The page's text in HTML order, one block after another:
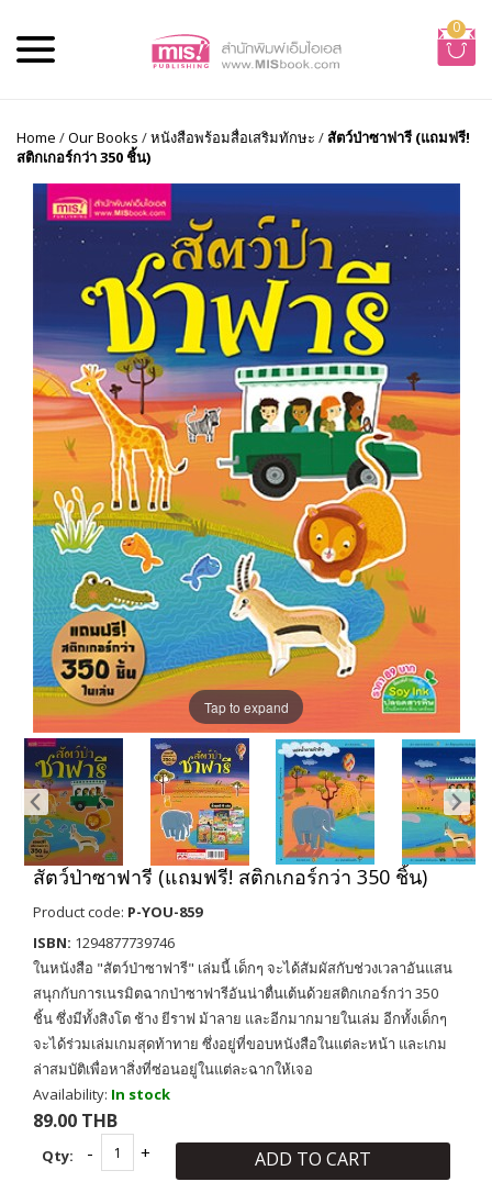
0
Home /Our Books /หนังสือพร้อมสื่อเสริมทักษะ /สัตว์ป่าซาฟารี (แถมฟรี!
สติกเกอร์กว่า 350 ชิ้น)
Tap to expand
สัตว์ป่าซาฟารี (แถมฟรี! สติกเกอร์กว่า 350 ชิ้น)
Product code: P-YOU-859
ISBN: 1294877739746
ในหนังสือ "สัตว์ป่าซาฟารี" เล่มนี้ เด็กๆ จะได้สัมผัสกับช่วงเวลาอันแสน
สนุกกับการเนรมิตฉากป่าซาฟารีอันน่าตื่นเต้นด้วยสติกเกอร์กว่า 350
ชิ้น ซึ่งมีทั้งสิงโต ช้าง ยีราฟ ม้าลาย และอีกมากมายในเล่ม อีกทั้งเด็กๆ
จะได้ร่วมเล่มเกมสุดท้าทาย ซึ่งอยู่ที่ขอบหนังสือในแต่ละหน้า และเกม
ล่าสมบัติเพื่อหาสิ่งที่ซ่อนอยู่ในแต่ละฉากให้เจอ
Availability: In stock
89.00 THB
Qty: ADD TO CART